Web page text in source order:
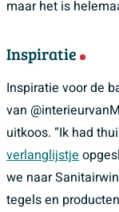
maar het is
Inspiratie
Inspiratie voor de
van
uitkoos. “Ik had
verlanglijstje
we naar
tegels en